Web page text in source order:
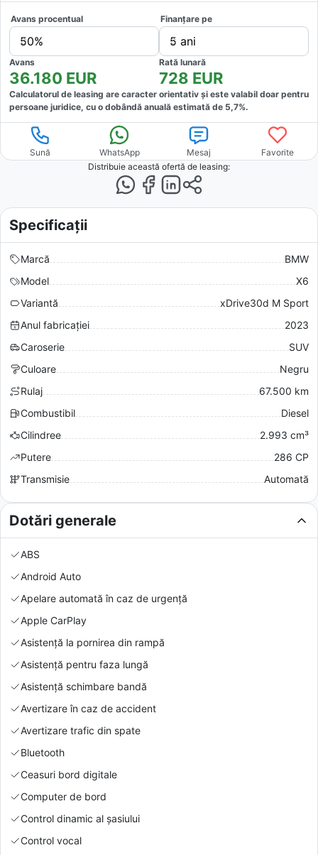
Avans procentual
50%
Finanțare pe
5 ani
Avans
36.180 EUR
Rată lunară
728 EUR
Calculatorul de leasing are caracter orientativ și este valabil doar pentru
persoane juridice, cu o dobândă anuală estimată de 5,7%.
Sună WhatsApp Mesaj
Favorite
Distribuie această ofertă de leasing:
Specificații
Marcă
BMW
Model
X6
Variantă
xDrive30d M Sport
Anul fabricației
2023
Caroserie
SUV
Culoare
Negru
Rulaj
67.500 km
Combustibil
Diesel
Cilindree
2.993 cm³
Putere
286 CP
Transmisie
Automată
Dotări generale
ABS
Android Auto
Apelare automată în caz de urgență
Apple CarPlay
Asistență la pornirea din rampă
Asistență pentru faza lungă
Asistență schimbare bandă
Avertizare în caz de accident
Avertizare trafic din spate
Bluetooth
Ceasuri bord digitale
Computer de bord
Control dinamic al șasiului
Control vocal